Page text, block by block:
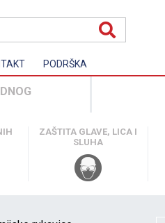
PODRŠKA
ZAŠTITA GLAVE, LICA I
SLUHA